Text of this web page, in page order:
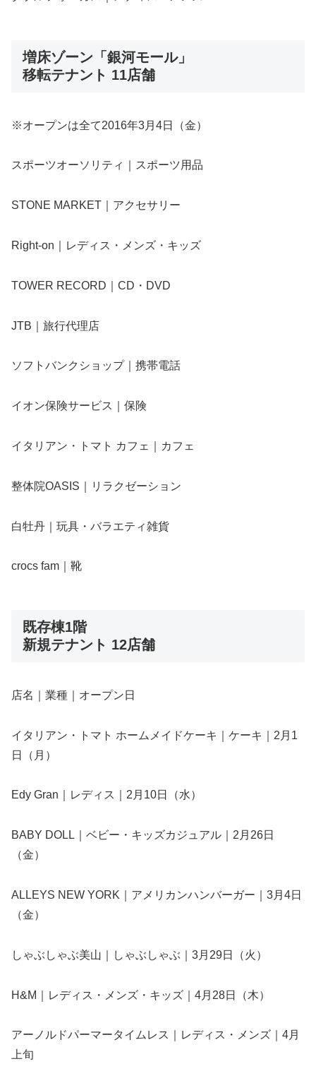
増床ゾーン「銀河モール」
移転テナント 11店舗
※オープンは全て2016年3月4日（金）
スポーツオーソリティ｜スポーツ用品
STONE MARKET｜アクセサリー
Right-on｜レディス・メンズ・キッズ
TOWER RECORD｜CD・DVD
JTB｜旅行代理店
ソフトバンクショップ｜携帯電話
イオン保険サービス｜保険
イタリアン・トマト カフェ｜カフェ
整体院OASIS｜リラクゼーション
白牡丹｜玩具・バラエティ雑貨
crocs fam｜靴
既存棟1階
新規テナント 12店舗
店名｜業種｜オープン日
イタリアン・トマト ホームメイドケーキ｜ケーキ｜2月1
日（月）
Edy Gran｜レディス｜2月10日（水）
BABY DOLL｜ベビー・キッズカジュアル｜2月26日
（金）
ALLEYS NEW YORK｜アメリカンハンバーガー｜3月4日
（金）
しゃぶしゃぶ美山｜しゃぶしゃぶ｜3月29日（火）
H&M｜レディス・メンズ・キッズ｜4月28日（木）
アーノルドパーマータイムレス｜レディス・メンズ｜4月
上旬